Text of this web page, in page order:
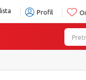
Profil